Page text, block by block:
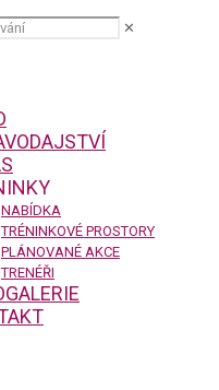
✕
NABÍDKA
TRÉNINKOVÉ PROSTORY
PLÁNOVANÉ AKCE
TRENÉŘI